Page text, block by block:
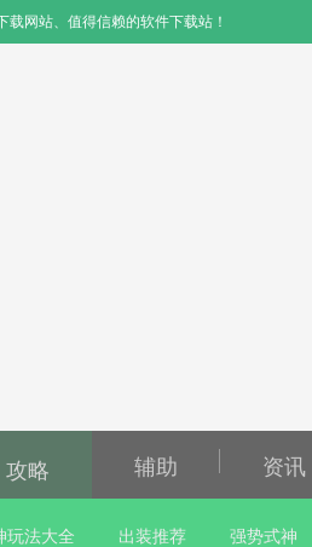
载网站、值得信赖的软件下载站！
攻略 辅助 资讯
玩法大全 出装推荐 强势式神